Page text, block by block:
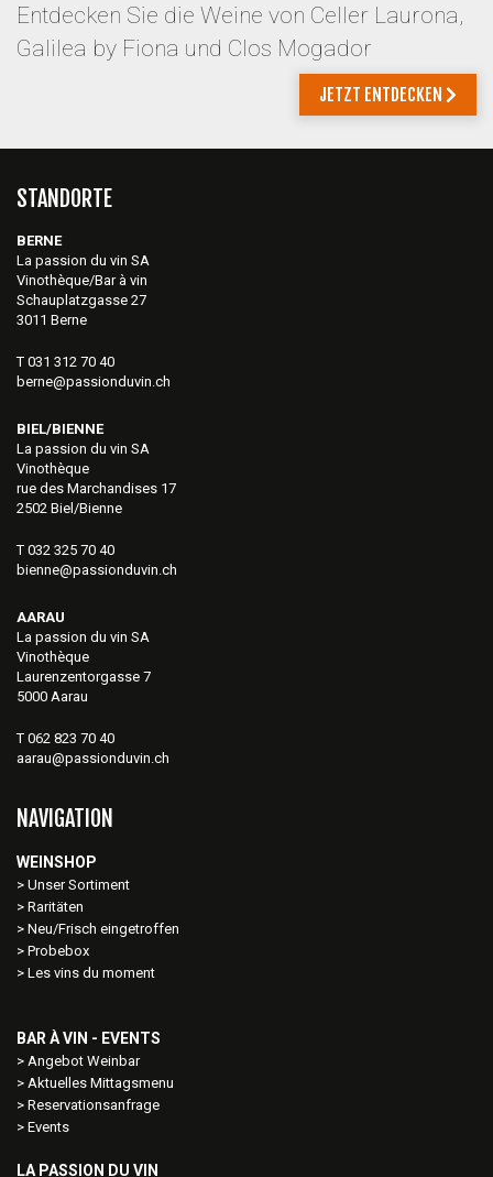
Entdecken Sie die Weine von Celler Laurona,
Galilea by Fiona und Clos Mogador
JETZT ENTDECKEN
STANDORTE
BERNE
La passion du vin SA
Vinothèque/Bar à vin
Schauplatzgasse 27
3011 Berne
T 031 312 70 40
berne@passionduvin.ch
BIEL/BIENNE
La passion du vin SA
Vinothèque
rue des Marchandises 17
2502 Biel/Bienne
T 032 325 70 40
bienne@passionduvin.ch
AARAU
La passion du vin SA
Vinothèque
Laurenzentorgasse 7
5000 Aarau
T 062 823 70 40
aarau@passionduvin.ch
NAVIGATION
WEINSHOP
Unser Sortiment
Raritäten
Neu/Frisch eingetroffen
Probebox
Les vins du moment
BAR À VIN - EVENTS
Angebot Weinbar
Aktuelles Mittagsmenu
Reservationsanfrage
Events
LA PASSION DU VIN